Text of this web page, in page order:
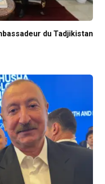
du Tadjikistan